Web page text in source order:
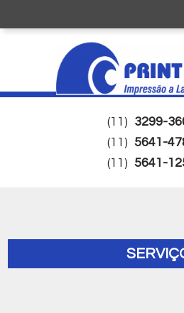
(11) 3299-
(11) 5641-
(11) 5641-